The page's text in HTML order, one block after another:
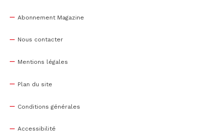
Abonnement Magazine
Nous contacter
Mentions légales
Plan du site
Conditions générales
Accessibilité